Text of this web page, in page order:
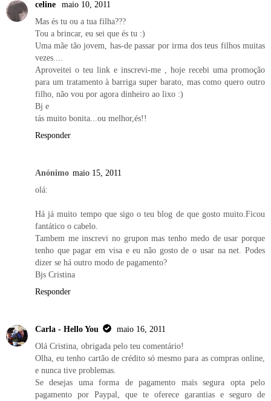
celine
maio 10, 2011
Mas és tu ou a tua filha???
Tou a brincar, eu sei que és tu :)
Uma mãe tão jovem, has-de passar por irma dos teus filhos muitas
vezes....
Aproveitei o teu link e inscrevi-me , hoje recebi uma promoção
para um tratamento à barriga super barato, mas como quero outro
filho, não vou por agora dinheiro ao lixo :)
Bj e
tás muito bonita...ou melhor,és!!
Responder
Anónimo maio 15, 2011
olá:
Há já muito tempo que sigo o teu blog de que gosto muito.Ficou
fantático o cabelo.
Tambem me inscrevi no grupon mas tenho medo de usar porque
tenho que pagar em visa e eu não gosto de o usar na net. Podes
dizer se há outro modo de pagamento?
Bjs Cristina
Responder
Carla - Hello You
maio 16, 2011
Olá Cristina, obrigada pelo teu comentário!
Olha, eu tenho cartão de crédito só mesmo para as compras online,
e nunca tive problemas.
Se desejas uma forma de pagamento mais segura opta pelo
pagamento por Paypal, que te oferece garantias e seguro de